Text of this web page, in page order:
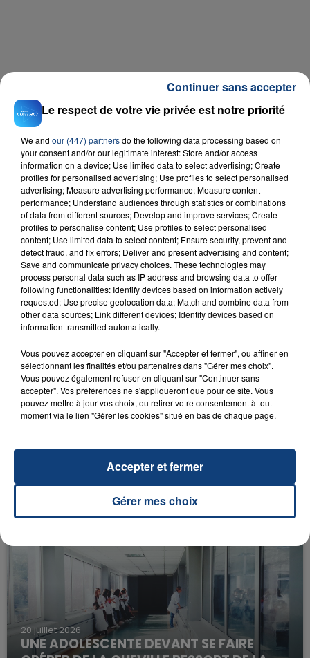
This Girl
KUNGS
RADIO CONTACT
FIL D'ACTU
INCENDIE MORTEL À LENS : UNE FEMME ET
SON BÉBÉ ENTRE LA VIE ET LA...
Un homme s'est immolé par le feu après avoir
aspergé sa compagne et leur bébé de trois mois
20 juillet 2026
UNE ADOLESCENTE DEVANT SE FAIRE
Le respect de votre vie privée est notre priorité
We and our (447) partnersdo the following data processing based on
your consent and/or our legitimate interest: Store and/or access
information on a device; Use limited data to select advertising; Create
profiles for personalised advertising; Use profiles to select personalised
advertising; Measure advertising performance; Measure content
performance; Understand audiences through statistics or combinations
of data from different sources; Develop and improve services; Create
profiles to personalise content; Use profiles to select personalised
content; Use limited data to select content; Ensure security, prevent and
detect fraud, and fix errors; Deliver and present advertising and content;
Save and communicate privacy choices. These technologies may
process personal data such as IP address and browsing data to offer
following functionalities: Identify devices based on information actively
requested; Use precise geolocation data; Match and combine data from
other data sources; Link different devices; Identify devices based on
information transmitted automatically.
Vous pouvez accepter en cliquant sur "Accepter et fermer", ou affiner en
sélectionnant les finalités et/ou partenaires dans "Gérer mes choix".
Vous pouvez également refuser en cliquant sur "Continuer sans
accepter". Vos préférences ne s'appliqueront que pour ce site. Vous
pouvez mettre à jour vos choix, ou retirer votre consentement à tout
moment via le lien "Gérer les cookies" situé en bas de chaque page.
Gérer mes choix
Accepter et fermer
Continuer sans accepter